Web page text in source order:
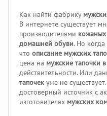
Как найти фабрику
В интернете существует
производителями
домашней обуви. Но когда
что описание мужских
цена на мужские тапочки
действительности. Или
тапочек уже не
достоверный источник с
изготовителях мужских